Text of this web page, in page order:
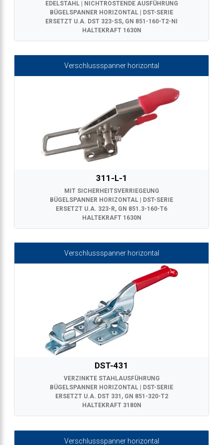
EDELSTAHL | NICHTROSTENDE AUSFÜHRUNG
BÜGELSPANNER HORIZONTAL | DST-SERIE
ERSETZT U.A. DST 323-SS, GN 851-160-T2-NI
HALTEKRAFT 1630N
Verschlussspanner horizontal
311-L-1
MIT SICHERHEITSVERRIEGEUNG
BÜGELSPANNER HORIZONTAL | DST-SERIE
ERSETZT U.A. 323-R, GN 851.3-160-T6
HALTEKRAFT 1630N
Verschlussspanner horizontal
DST-431
VERZINKTE STAHLAUSFÜHRUNG
BÜGELSPANNER HORIZONTAL | DST-SERIE
ERSETZT U.A. DST 331, GN 851-320-T2
HALTEKRAFT 3180N
Verschlussspanner horizontal